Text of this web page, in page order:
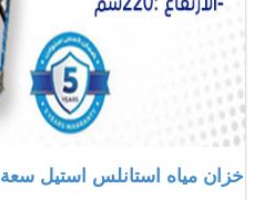
خزان مياه استانلس استيل سعة 2000لتر اسطوانى رأسى